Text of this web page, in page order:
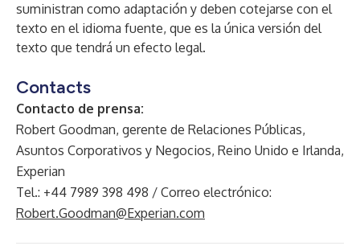
suministran como adaptación y deben cotejarse con el
texto en el idioma fuente, que es la única versión del
texto que tendrá un efecto legal.
Contacts
Contacto de prensa:
Robert Goodman, gerente de Relaciones Públicas,
Asuntos Corporativos y Negocios, Reino Unido e Irlanda,
Experian
Tel.: +44 7989 398 498 / Correo electrónico:
Robert.Goodman@Experian.com